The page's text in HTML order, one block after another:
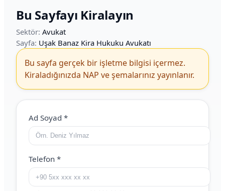
Bu Sayfayı Kiralayın
Sektör: Avukat
Sayfa: Uşak Banaz Kira Hukuku Avukatı
Bu sayfa gerçek bir işletme bilgisi içermez.
Kiraladığınızda NAP ve şemalarınız yayınlanır.
Web Site (boş bırakın)
Ad Soyad *
Telefon *